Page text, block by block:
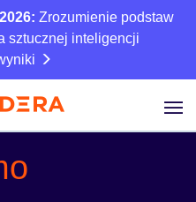
Zrozumienie podstaw
sztucznej inteligencji